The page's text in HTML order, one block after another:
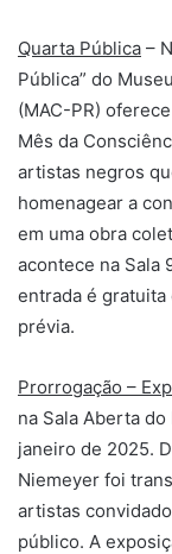
Quarta Pública –
Pública” do
(MAC-PR)
Mês da
artistas negros
homenagear a
em uma obra
acontece na Sala
entrada é
prévia.
Prorrogação –
na Sala Aberta
janeiro de 2025.
Niemeyer foi
artistas
público. A